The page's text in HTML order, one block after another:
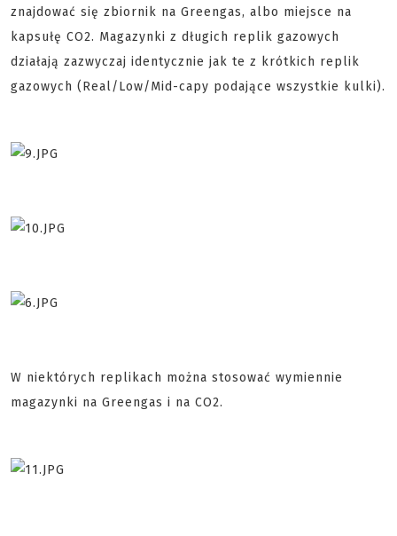
znajdować się zbiornik na Greengas, albo miejsce na
kapsułę CO2. Magazynki z długich replik gazowych
działają zazwyczaj identycznie jak te z krótkich replik
gazowych (Real/Low/Mid-capy podające wszystkie kulki).
W niektórych replikach można stosować wymiennie
magazynki na Greengas i na CO2.